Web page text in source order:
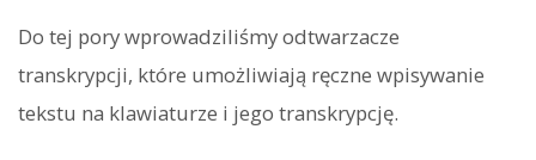
Do tej pory wprowadziliśmy odtwarzacze
transkrypcji, które umożliwiają ręczne wpisywanie
tekstu na klawiaturze i jego transkrypcję.